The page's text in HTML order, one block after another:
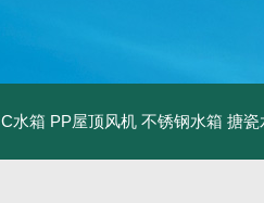
水箱 PP屋顶风机 不锈钢水箱 搪瓷